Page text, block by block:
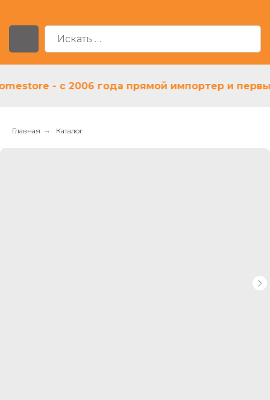
- с 2006 года прямой импортер и первый
Главная → Каталог